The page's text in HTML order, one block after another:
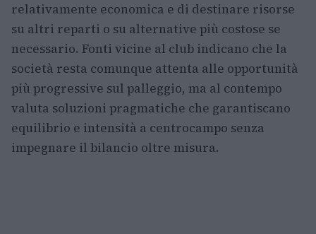
relativamente economica e di destinare risorse
su altri reparti o su alternative più costose se
necessario. Fonti vicine al club indicano che la
società resta comunque attenta alle opportunità
più progressive sul palleggio, ma al contempo
valuta soluzioni pragmatiche che garantiscano
equilibrio e intensità a centrocampo senza
impegnare il bilancio oltre misura.